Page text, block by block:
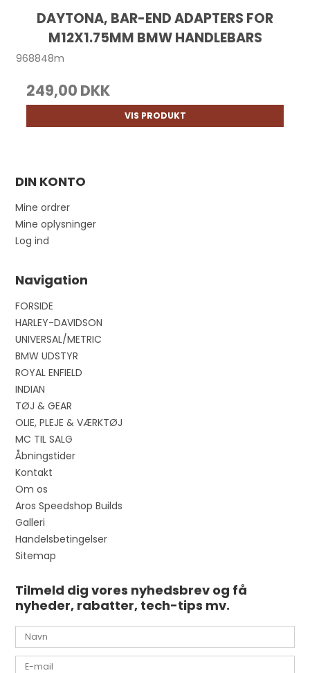
DAYTONA, BAR-END ADAPTERS FOR
M12X1.75MM BMW HANDLEBARS
968848m
249,00 DKK
VIS PRODUKT
DIN KONTO
Mine ordrer
Mine oplysninger
Log ind
Navigation
FORSIDE
HARLEY-DAVIDSON
UNIVERSAL/METRIC
BMW UDSTYR
ROYAL ENFIELD
INDIAN
TØJ & GEAR
OLIE, PLEJE & VÆRKTØJ
MC TIL SALG
Åbningstider
Kontakt
Om os
Aros Speedshop Builds
Galleri
Handelsbetingelser
Sitemap
Tilmeld dig vores nyhedsbrev og få
nyheder, rabatter, tech-tips mv.